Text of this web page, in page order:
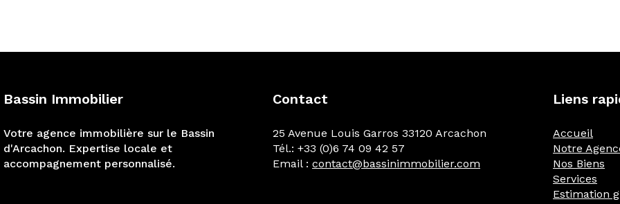
Bassin Immobilier
Votre agence immobilière sur le Bassin
d'Arcachon. Expertise locale et
accompagnement personnalisé.
Contact
25 Avenue Louis Garros 33120 Arcachon
Tél.: +33 (0)6 74 09 42 57
Email : contact@bassinimmobilier.com
Liens
Accueil
Notre
Nos Biens
Services
Estimation